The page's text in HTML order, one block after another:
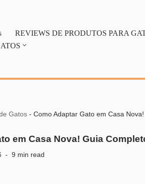
REVIEWS DE PRODUTOS PARA
Gatos- Como Adaptar Gato em Casa
em Casa Nova! Guia
9 min read